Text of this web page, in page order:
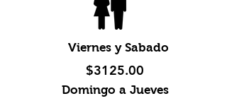
Viernes y Sabado
$3125.00
Domingo a Jueves